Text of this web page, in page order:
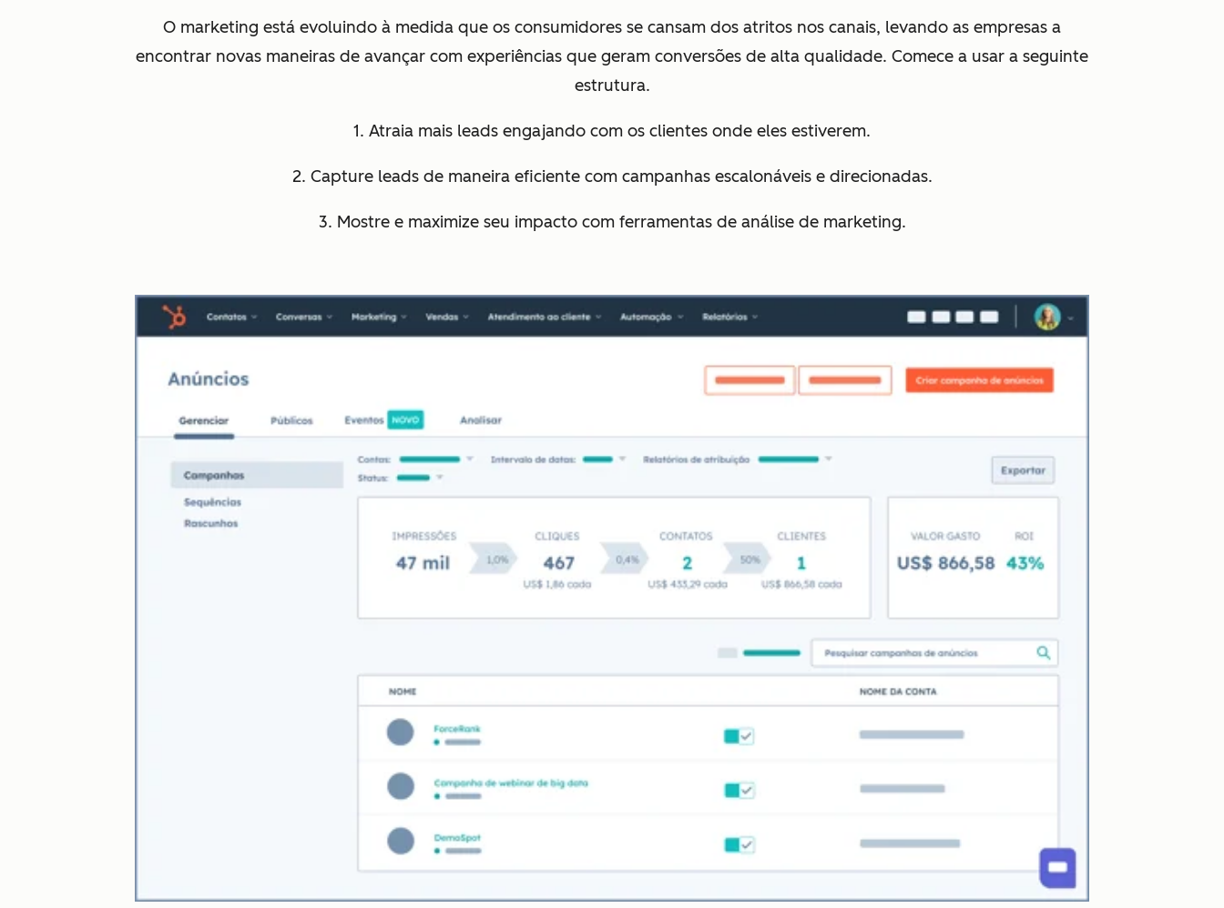
O marketing está evoluindo à medida que os consumidores se cansam dos atritos nos canais, levando as empresas a
encontrar novas maneiras de avançar com experiências que geram conversões de alta qualidade. Comece a usar a seguinte
estrutura.
1. Atraia mais leads engajando com os clientes onde eles estiverem.
2. Capture leads de maneira eficiente com campanhas escalonáveis e direcionadas.
3. Mostre e maximize seu impacto com ferramentas de análise de marketing.